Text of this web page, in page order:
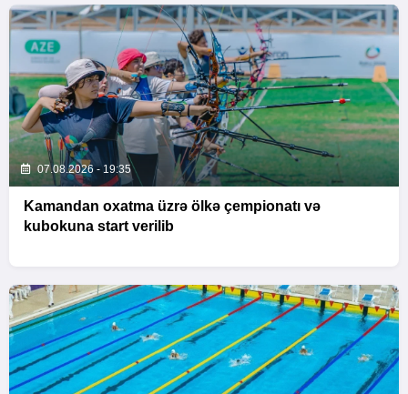
07.08.2026 - 19:35
Kamandan oxatma üzrə ölkə çempionatı və
kubokuna start verilib